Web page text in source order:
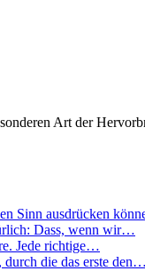
Art der
Sinn ausdrücken
Dass, wenn wir…
Jede richtige…
durch die das erste den…